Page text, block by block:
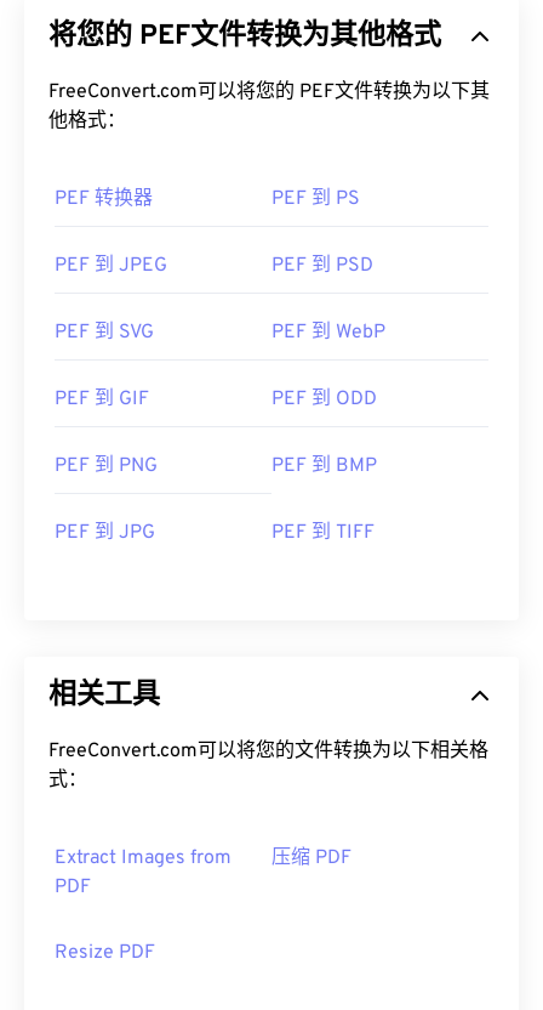
将您的 PEF文件转换为其他格式
FreeConvert.com可以将您的 PEF文件转换为以下其
他格式：
PEF 转换器 PEF 到 PS
PEF 到 JPEG PEF 到 PSD
PEF 到 SVG PEF 到 WebP
PEF 到 GIF PEF 到 ODD
PEF 到 PNG PEF 到 BMP
PEF 到 JPG PEF 到 TIFF
相关工具
FreeConvert.com可以将您的文件转换为以下相关格
式：
Extract Images from
PDF
压缩 PDF
Resize PDF